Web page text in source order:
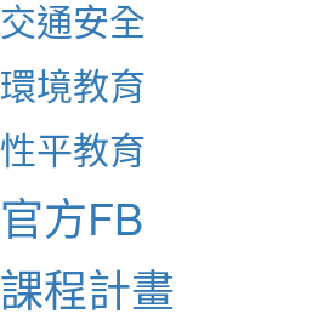
交通安全
環境教育
性平教育
官方FB
課程計畫